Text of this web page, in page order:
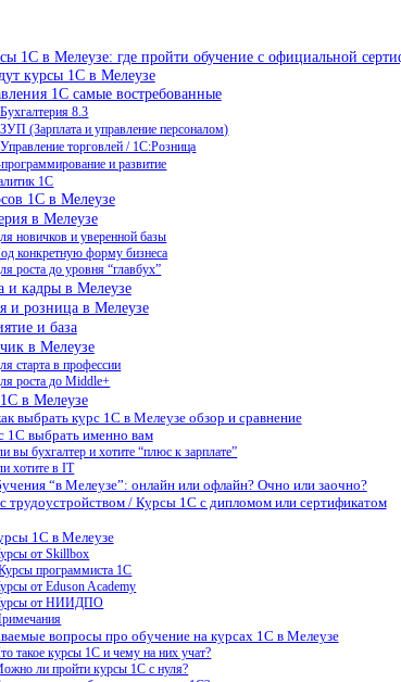
1С в Мелеузе: где пройти обучение с официальной
курсы 1С в Мелеузе
1С самые востребованные
8.3
(Зарплата и управление персоналом)
торговлей / 1С:Розница
и развитие
1С
1С в Мелеузе
в Мелеузе
новичков и уверенной базы
конкретную форму бизнеса
роста до уровня “главбух”
и кадры в Мелеузе
и розница в Мелеузе
и база
в Мелеузе
старта в профессии
роста до Middle+
в Мелеузе
выбрать курс 1С в Мелеузе обзор и сравнение
1С выбрать именно вам
вы бухгалтер и хотите “плюс к зарплате”
хотите в IT
“в Мелеузе”: онлайн или офлайн? Очно или заочно?
трудоустройством / Курсы 1С с дипломом или сертификатом
1С в Мелеузе
от Skillbox
программиста 1С
от Eduson Academy
от НИИДПО
вопросы про обучение на курсах 1С в Мелеузе
такое курсы 1С и чему на них учат?
ли пройти курсы 1С с нуля?